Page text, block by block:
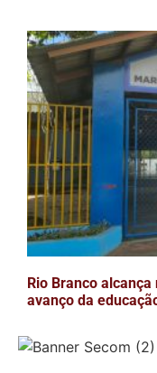
Rio Branco
avanço da